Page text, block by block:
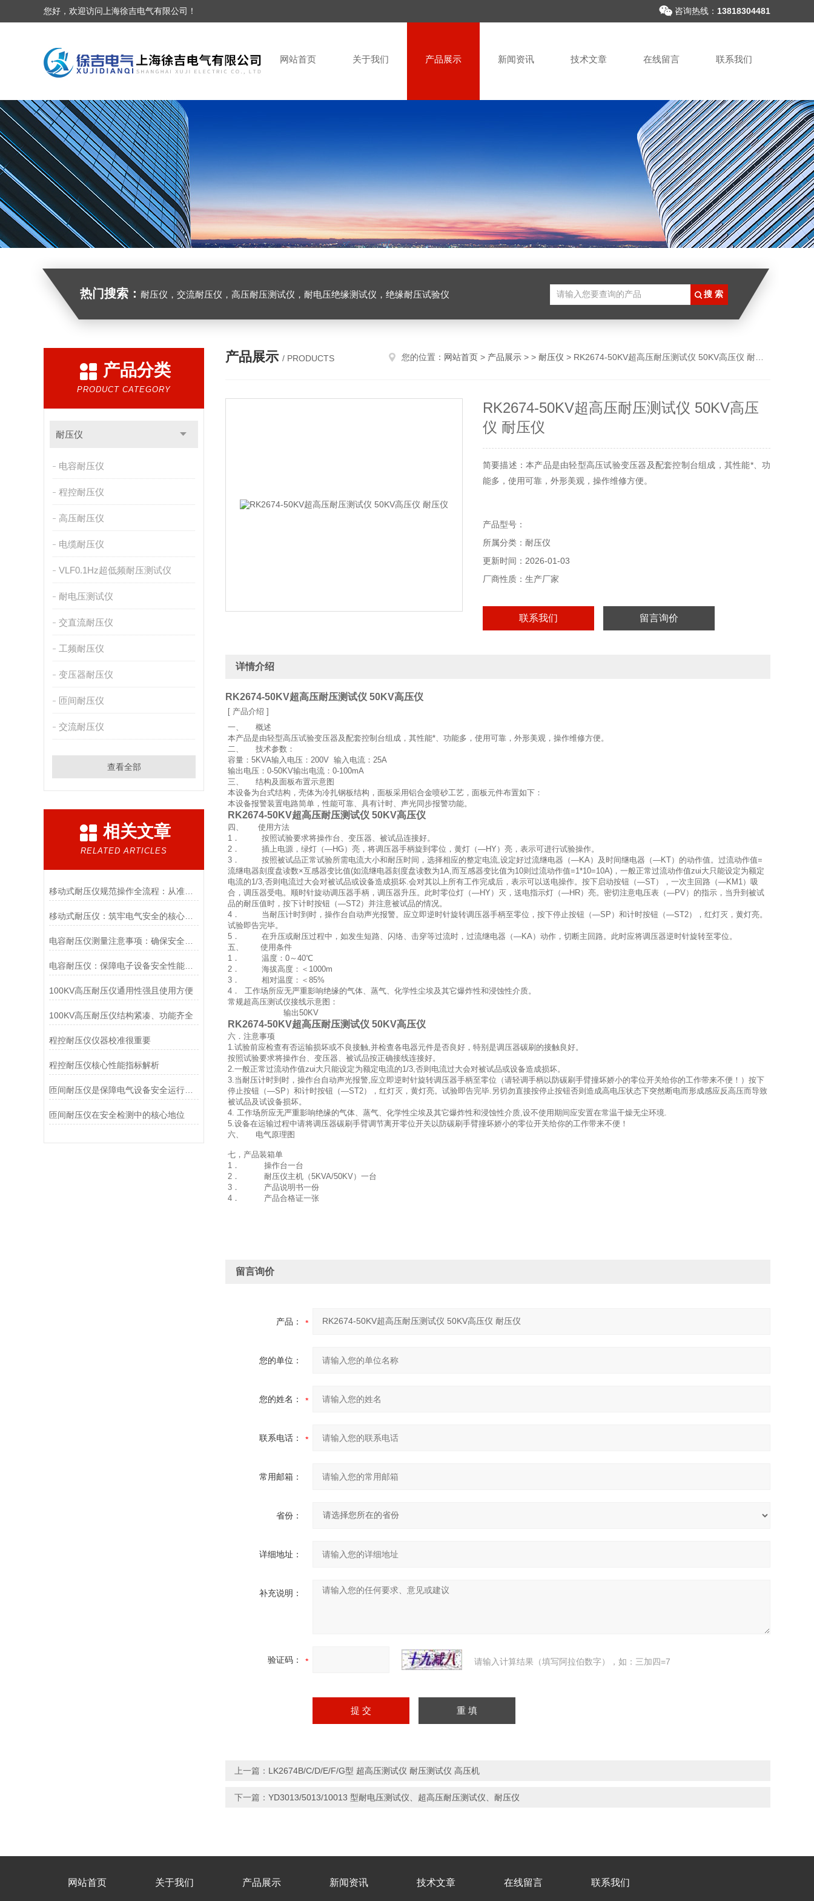
您好，欢迎访问上海徐吉电气有限公司！ 咨询热线： 13818304481
网站首页 关于我们 产品展示 新闻资讯 技术文章 在线留言 联系我们
热门搜索： 耐压仪，交流耐压仪，高压耐压测试仪，耐电压绝缘测试仪，绝缘耐压试验仪
产品分类
PRODUCT CATEGORY
耐压仪
电容耐压仪
程控耐压仪
高压耐压仪
电缆耐压仪
VLF0.1Hz超低频耐压测试仪
耐电压测试仪
交直流耐压仪
工频耐压仪
变压器耐压仪
匝间耐压仪
交流耐压仪
查看全部
相关文章
RELATED ARTICLES
移动式耐压仪规范操作全流程：从准备到收尾的精准把控
移动式耐压仪：筑牢电气安全的核心防线——解析核心检测目的
电容耐压仪：保障电子设备安全性能的重要工具
100KV高压耐压仪通用性强且使用方便
100KV高压耐压仪结构紧凑、功能齐全
程控耐压仪仪器校准很重要
程控耐压仪核心性能指标解析
匝间耐压仪是保障电气设备安全运行的守护者
匝间耐压仪在安全检测中的核心地位
产品展示 / PRODUCTS 您的位置： 网站首页 > 产品展示 > > 耐压仪 > RK2674-50KV超高压耐压测试仪 50KV高压仪 耐压仪
RK2674-50KV超高压耐压测试仪 50KV高压
仪 耐压仪
简要描述：本产品是由轻型高压试验变压器及配套控制台组成，其性能*、功
能多，使用可靠，外形美观，操作维修方便。
产品型号：
所属分类：耐压仪
更新时间：2026-01-03
厂商性质：生产厂家
联系我们 留言询价
详情介绍
RK2674-50KV超高压耐压测试仪 50KV高压仪
[ 产品介绍 ]
一、 概述
本产品是由轻型高压试验变压器及配套控制台组成，其性能*、功能多，使用可靠，外形美观，操作维修方便。
二、 技术参数：
容量：5KVA输入电压：200V 输入电流：25A
输出电压：0-50KV输出电流：0-100mA
三、 结构及面板布置示意图
本设备为台式结构，壳体为冷扎钢板结构，面板采用铝合金喷砂工艺，面板元件布置如下：
本设备报警装置电路简单，性能可靠、具有计时、声光同步报警功能。
RK2674-50KV超高压耐压测试仪 50KV高压仪
四、 使用方法
1． 按照试验要求将操作台、变压器、被试品连接好。
2． 插上电源，绿灯（—HG）亮，将调压器手柄旋到零位，黄灯（—HY）亮，表示可进行试验操作。
3． 按照被试品正常试验所需电流大小和耐压时间，选择相应的整定电流,设定好过流继电器（—KA）及时间继电器（—KT）的动作值。过流动作值=
流继电器刻度盘读数×互感器变比值(如流继电器刻度盘读数为1A,而互感器变比值为10则过流动作值=1*10=10A)，一般正常过流动作值zui大只能设定为额定
电流的1/3,否则电流过大会对被试品或设备造成损坏.会对其以上所有工作完成后，表示可以送电操作。按下启动按钮（—ST），一次主回路（—KM1）吸
合，调压器受电。顺时针旋动调压器手柄，调压器升压。此时零位灯（—HY）灭，送电指示灯（—HR）亮。密切注意电压表（—PV）的指示，当升到被试
品的耐压值时，按下计时按钮（—ST2）并注意被试品的情况。
4． 当耐压计时到时，操作台自动声光报警。应立即逆时针旋转调压器手柄至零位，按下停止按钮（—SP）和计时按钮（—ST2），红灯灭，黄灯亮。
试验即告完毕。
5． 在升压或耐压过程中，如发生短路、闪络、击穿等过流时，过流继电器（—KA）动作，切断主回路。此时应将调压器逆时针旋转至零位。
五、 使用条件
1． 温度：0～40℃
2． 海拔高度：＜1000m
3． 相对温度：＜85%
4． 工作场所应无严重影响绝缘的气体、蒸气、化学性尘埃及其它爆炸性和浸蚀性介质。
常规超高压测试仪接线示意图：
输出50KV
RK2674-50KV超高压耐压测试仪 50KV高压仪
六．注意事项
1.试验前应检查有否运输损坏或不良接触,并检查各电器元件是否良好，特别是调压器碳刷的接触良好。
按照试验要求将操作台、变压器、被试品按正确接线连接好。
2.一般正常过流动作值zui大只能设定为额定电流的1/3,否则电流过大会对被试品或设备造成损坏。
3.当耐压计时到时，操作台自动声光报警,应立即逆时针旋转调压器手柄至零位（请轻调手柄以防碳刷手臂撞坏娇小的零位开关给你的工作带来不便！）按下
停止按钮（—SP）和计时按钮（—ST2），红灯灭，黄灯亮。试验即告完毕.另切勿直接按停止按钮否则造成高电压状态下突然断电而形成感应反高压而导致
被试品及试设备损坏。
4. 工作场所应无严重影响绝缘的气体、蒸气、化学性尘埃及其它爆炸性和浸蚀性介质,设不使用期间应安置在常温干燥无尘环境.
5.设备在运输过程中请将调压器碳刷手臂调节离开零位开关以防碳刷手臂撞坏娇小的零位开关给你的工作带来不便！
六、 电气原理图
七，产品装箱单
1． 操作台一台
2． 耐压仪主机（5KVA/50KV）一台
3． 产品说明书一份
4． 产品合格证一张
留言询价
产品：
您的单位：
您的姓名：
联系电话：
常用邮箱：
省份：
详细地址：
补充说明：
验证码： 请输入计算结果（填写阿拉伯数字），如：三加四=7
上一篇： LK2674B/C/D/E/F/G型 超高压测试仪 耐压测试仪 高压机
下一篇： YD3013/5013/10013 型耐电压测试仪、超高压耐压测试仪、耐压仪
网站首页 关于我们 产品展示 新闻资讯 技术文章 在线留言 联系我们